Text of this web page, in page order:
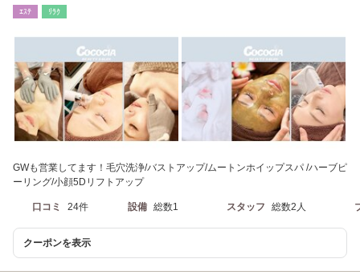
ｴｽﾃ ﾘﾗｸ
GWも営業してます！毛穴洗浄/バストアップ/ムートンホイップスパ /ハーブピ
ーリング/小顔5Dリフトアップ
口コミ 24件 設備 総数1 スタッフ 総数2人
クーポンを表示